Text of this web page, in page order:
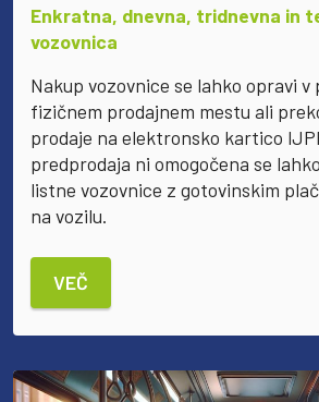
Enkratna, dnevna, tridnevna in
vozovnica
Nakup vozovnice se lahko opravi v
fizičnem prodajnem mestu ali
prodaje na elektronsko kartico
predprodaja ni omogočena se
listne vozovnice z gotovinskim
na vozilu.
VEČ